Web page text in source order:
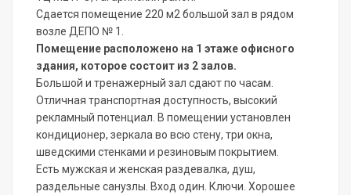
Сдается помещение 220 м2 большой зал в рядом
возле ДЕПО № 1.
Помещение расположено на 1 этаже офисного
здания, которое состоит из 2 залов.
Большой и тренажерный зал сдают по часам.
Отличная транспортная доступность, высокий
рекламный потенциал. В помещении установлен
кондиционер, зеркала во всю стену, три окна,
шведскими стенками и резиновым покрытием.
Есть мужская и женская раздевалка, душ,
раздельные санузлы. Вход один. Ключи. Хорошее